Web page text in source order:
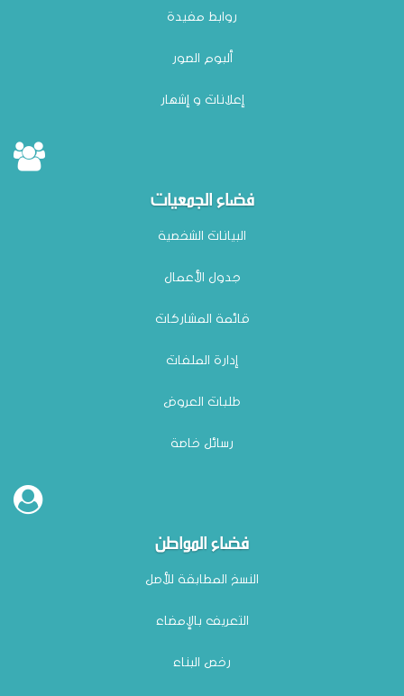
روابط مفيدة
ألبوم الصور
إعلانات و إشهار
فضاء الجمعيات
البيانات الشخصية
جدول الأعمال
قائمة المشاركات
إدارة الملفات
طلبات العروض
رسائل خاصة
فضاء المواطن
النسخ المطابقة للأصل
التعريف بالإمضاء
رخص البناء